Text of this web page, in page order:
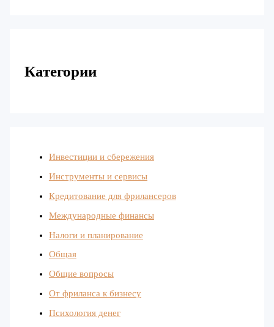
Категории
Инвестиции и сбережения
Инструменты и сервисы
Кредитование для фрилансеров
Международные финансы
Налоги и планирование
Общая
Общие вопросы
От фриланса к бизнесу
Психология денег